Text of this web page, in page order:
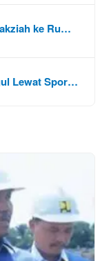
ke Ru…
Lewat Spor…